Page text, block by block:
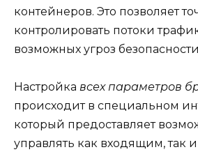
контейнеров. Это позволяет
контролировать потоки
возможных угроз
Настройка всех параметров
происходит в специальном
который предоставляет
управлять как входящим, так